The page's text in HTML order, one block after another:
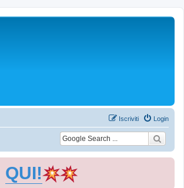
Login
Iscriviti
QUI!